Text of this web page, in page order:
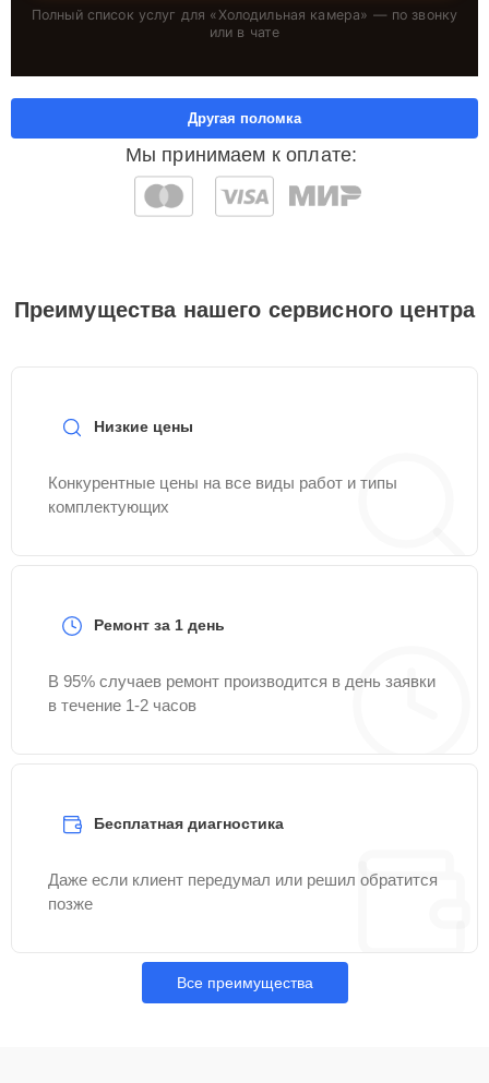
Полный список услуг для «Холодильная камера» — по звонку
или в чате
Мы принимаем к оплате:
Другая поломка
Преимущества нашего сервисного центра
Низкие цены
Конкурентные цены на все виды работ и типы
комплектующих
Ремонт за 1 день
В 95% случаев ремонт производится в день заявки
в течение 1-2 часов
Бесплатная диагностика
Даже если клиент передумал или решил обратится
позже
Все преимущества